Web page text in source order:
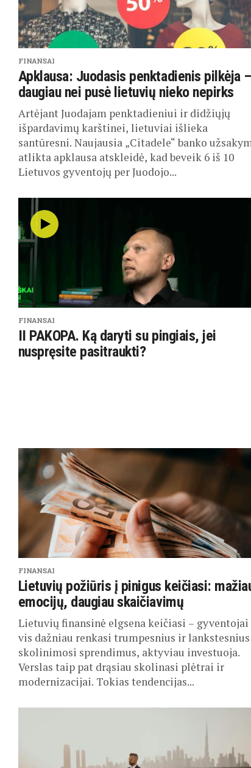
FINANSAI
Apklausa: Juodasis penktadienis pilkėja –
daugiau nei pusė lietuvių nieko nepirks
Artėjant Juodajam penktadieniui ir didžiųjų
išpardavimų karštinei, lietuviai išlieka
santūresni. Naujausia „Citadele“ banko
atlikta apklausa atskleidė, kad beveik 6 iš 10
Lietuvos gyventojų per Juodojo...
FINANSAI
II PAKOPA. Ką daryti su pingiais, jei
nuspręsite pasitraukti?
FINANSAI
Lietuvių požiūris į pinigus keičiasi:
emocijų, daugiau skaičiavimų
Lietuvių finansinė elgsena keičiasi – gyventojai
vis dažniau renkasi trumpesnius ir lankstesnius
skolinimosi sprendimus, aktyviau investuoja.
Verslas taip pat drąsiau skolinasi plėtrai ir
modernizacijai. Tokias tendencijas...